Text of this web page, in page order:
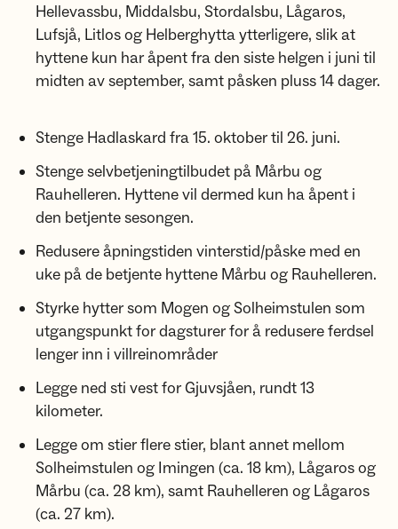
Hellevassbu, Middalsbu, Stordalsbu, Lågaros,
Lufsjå, Litlos og Helberghytta ytterligere, slik at
hyttene kun har åpent fra den siste helgen i juni til
midten av september, samt påsken pluss 14 dager.
Stenge Hadlaskard fra 15. oktober til 26. juni.
Stenge selvbetjeningtilbudet på Mårbu og
Rauhelleren. Hyttene vil dermed kun ha åpent i
den betjente sesongen.
Redusere åpningstiden vinterstid/påske med en
uke på de betjente hyttene Mårbu og Rauhelleren.
Styrke hytter som Mogen og Solheimstulen som
utgangspunkt for dagsturer for å redusere ferdsel
lenger inn i villreinområder
Legge ned sti vest for Gjuvsjåen, rundt 13
kilometer.
Legge om stier flere stier, blant annet mellom
Solheimstulen og Imingen (ca. 18 km), Lågaros og
Mårbu (ca. 28 km), samt Rauhelleren og Lågaros
(ca. 27 km).